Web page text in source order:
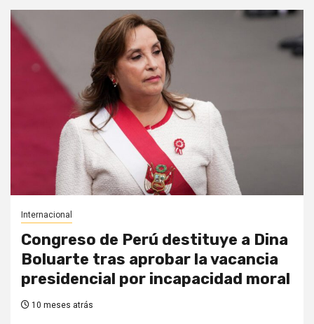
Internacional
Congreso de Perú destituye a Dina
Boluarte tras aprobar la vacancia
presidencial por incapacidad moral
10 meses atrás